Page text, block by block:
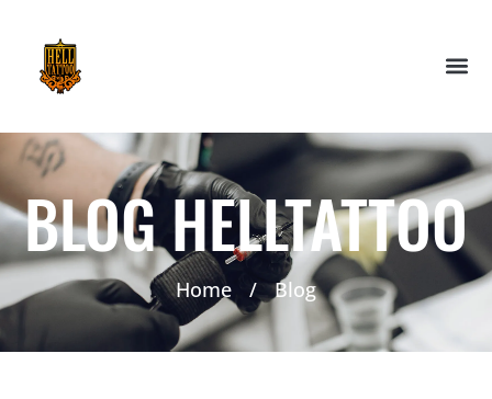
BLOG HELLTATTOO
Home / Blog